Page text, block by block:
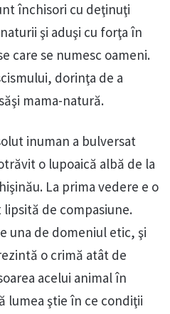
închisori cu deţinuţi
şi aduşi cu forţa în
care se numesc oameni.
dorinţa de a
mama-natură.
inuman a bulversat
o lupoaică albă de la
La prima vedere e o
de compasiune.
una de domeniul etic, şi
o crimă atât de
acelui animal în
lumea ştie în ce condiţii